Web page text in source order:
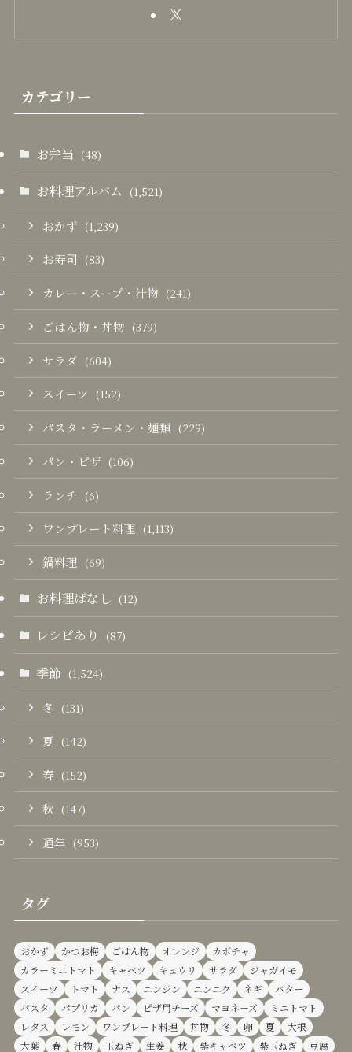
カテゴリー
お弁当 (48)
お料理アルバム (1,521)
おかず (1,239)
お寿司 (83)
カレー・スープ・汁物 (241)
ごはん物・丼物 (379)
サラダ (604)
スイーツ (152)
パスタ・ラーメン・麺類 (229)
パン・ピザ (106)
ランチ (6)
ワンプレート料理 (1,113)
鍋料理 (69)
お料理ばなし (12)
レシピあり (87)
季節 (1,524)
冬 (131)
夏 (142)
春 (152)
秋 (147)
通年 (953)
タグ
おかず かつお梅 ごはん物 オレンジ
カボチャ
カラーミニトマト
キャベツ キュウリ サラダ
ジャガイモ
スイーツ
トマト ナス ニンジン ニンニク ネギ
バター
パスタ
パプリカ パン ピザ用チーズ マヨネーズ
ミニトマト
レタス
レモン ワンプレート料理 丼物 冬 卵 夏
大根
大葉
春 汁物 玉ねぎ 生姜 秋 紫キャベツ 紫玉ねぎ 豆腐